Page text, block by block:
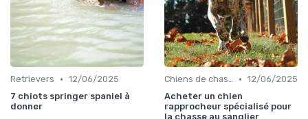
Retrievers • 12/06/2025
7 chiots springer spaniel à
donner
Chiens de chasse au sanglier • 12/06/2025
Acheter un chien
rapprocheur spécialisé pour
la chasse au sanglier